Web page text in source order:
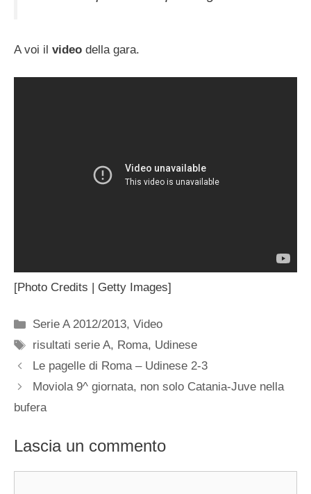
A voi il video della gara.
[Photo Credits | Getty Images]
Categorie
Serie A 2012/2013,Video
Tag
risultati serie A, Roma, Udinese
Le pagelle di Roma – Udinese 2-3
Moviola 9^ giornata, non solo Catania-Juve nella
bufera
Lascia un commento